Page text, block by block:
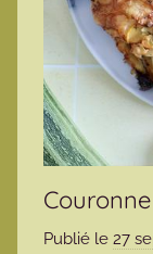
Publié le 27